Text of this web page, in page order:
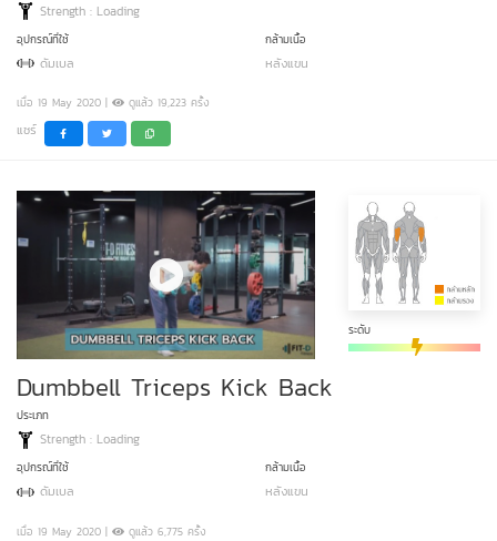
Strength : Loading
อุปกรณ์ที่ใช้
ดัมเบล
กล้ามเนื้อ
หลังแขน
เมื่อ 19 May 2020 | ดูแล้ว 19,223 ครั้ง
แชร์
ระดับ
Dumbbell Triceps Kick Back
ประเภท
Strength : Loading
อุปกรณ์ที่ใช้
ดัมเบล
กล้ามเนื้อ
หลังแขน
เมื่อ 19 May 2020 | ดูแล้ว 6,775 ครั้ง